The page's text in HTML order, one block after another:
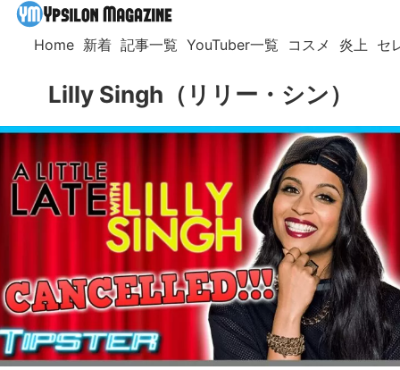
Home 新着 記事一覧 YouTuber一覧 コスメ 炎上 セ
Lilly Singh（リリー・シン）